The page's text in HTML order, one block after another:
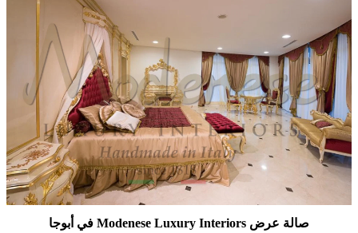
صالة عرض Modenese Luxury Interiors في أبوجا